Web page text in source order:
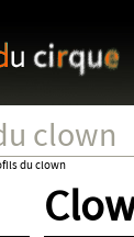
clown
du clown
des cookies